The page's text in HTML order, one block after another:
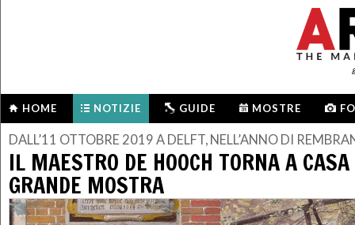
HOME NOTIZIE GUIDE MOSTRE
DALL’11 OTTOBRE 2019 A DELFT, NELL’ANNO DI
IL MAESTRO DE HOOCH TORNA A
GRANDE MOSTRA